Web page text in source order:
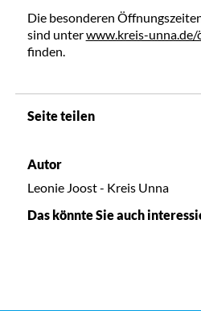
Die besonderen
sind unterwww.kreis-
finden.
Seite teilen
Autor
Leonie Joost - Kreis Unna
Das könnte Sie auch